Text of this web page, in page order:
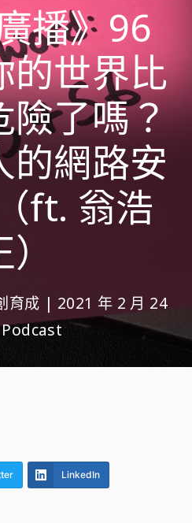
播》96
世界比
險了嗎？
的網路安
ft. 翁浩
育成 | 2021 年 2 月 24
Podcast
LinkedIn